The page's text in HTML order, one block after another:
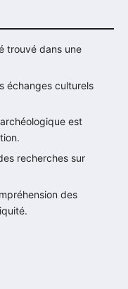
trouvé dans une
échanges culturels
est
recherches sur
des